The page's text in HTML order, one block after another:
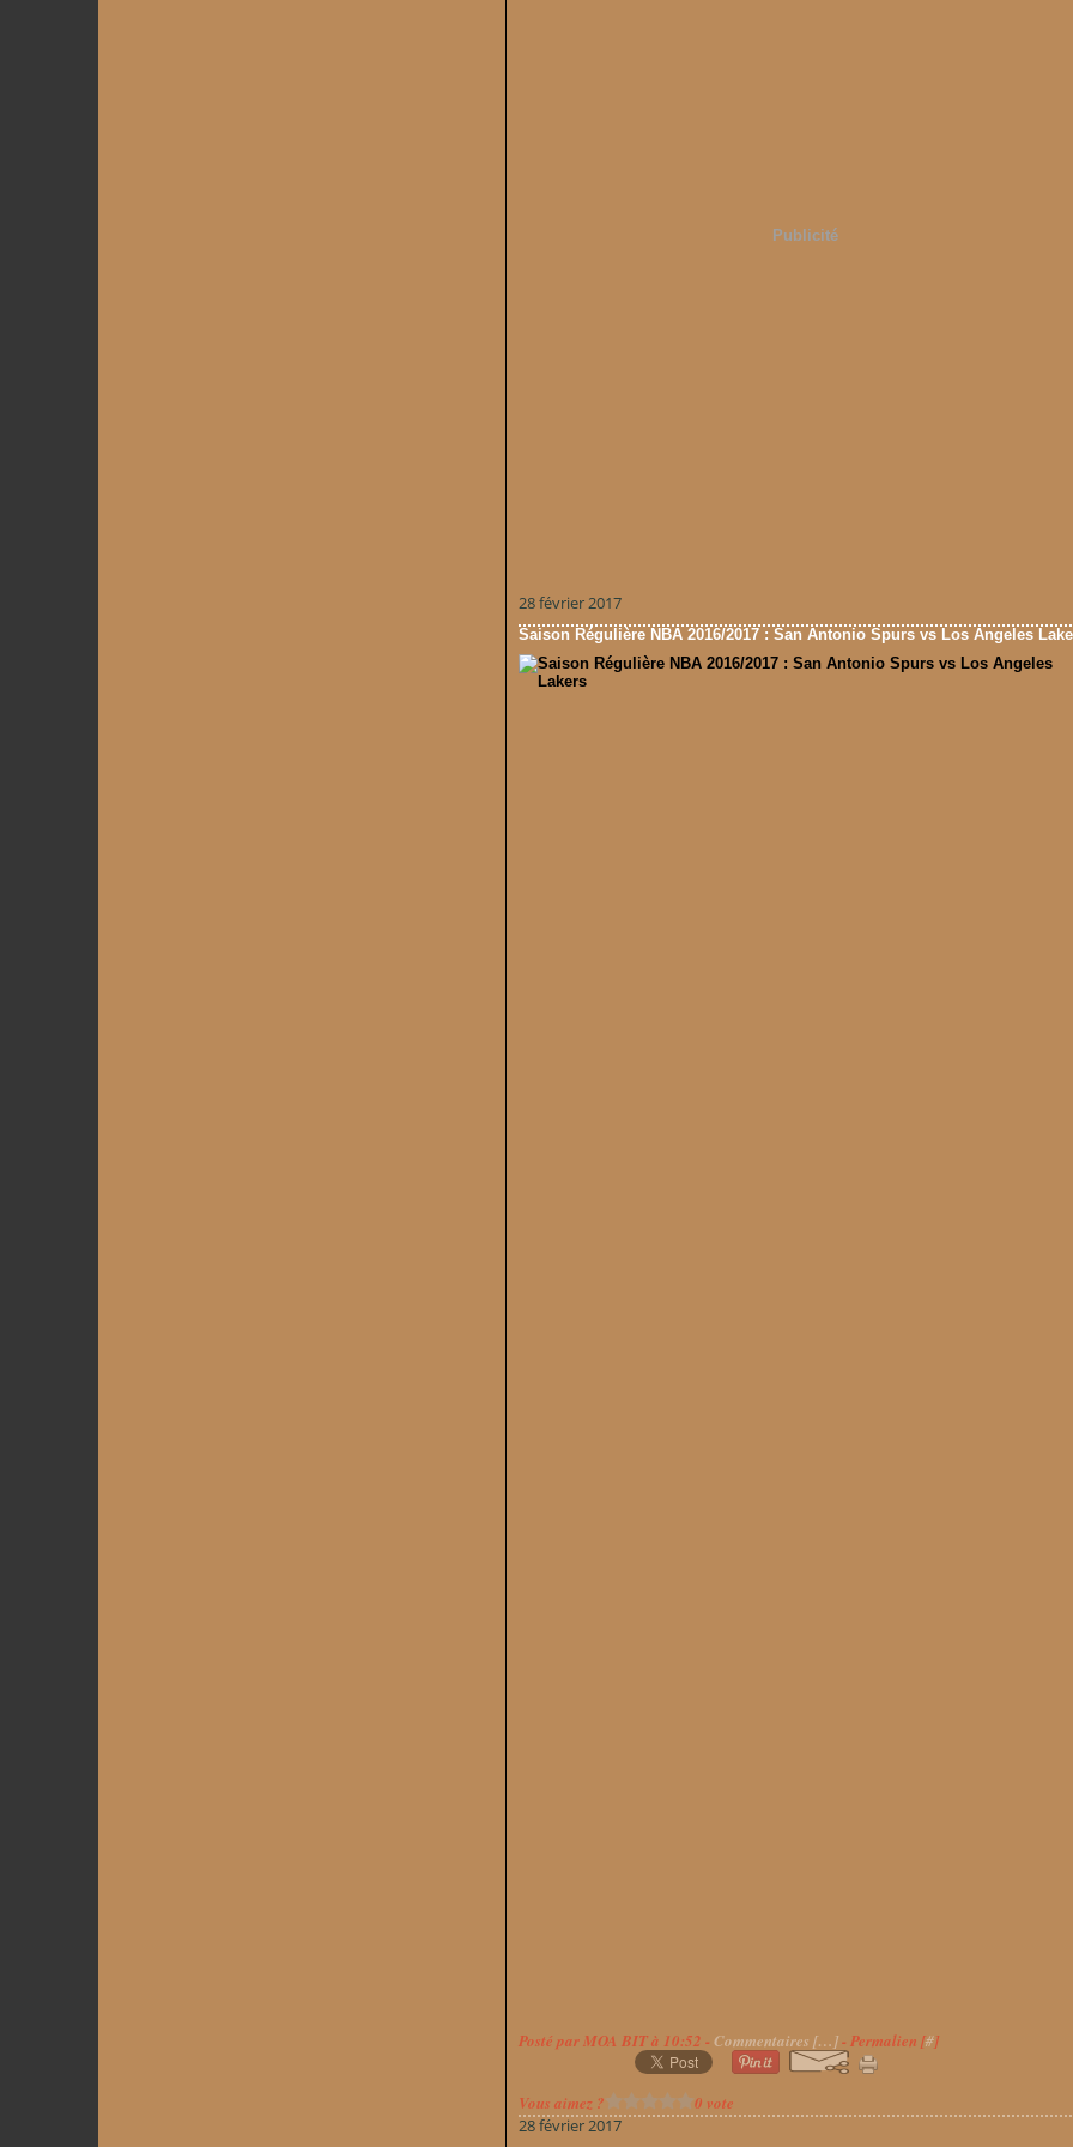
Publicité
28 février 2017
Saison Régulière NBA 2016/2017 : San Antonio Spurs vs Los Angeles
Posté par MOA BIT à 10:52 - Commentaires […]- Permalien [#]
Vous aimez ?
0 vote
28 février 2017